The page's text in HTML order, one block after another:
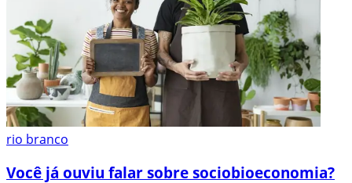
rio branco
Você já ouviu falar sobre sociobioeconomia?